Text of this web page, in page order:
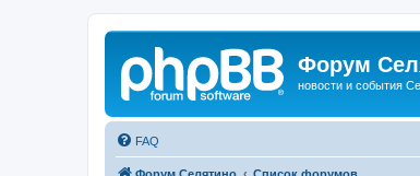
Форум
новости и события
FAQ
Форум Селятино Список форумов